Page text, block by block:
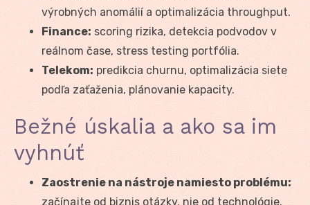
výrobných anomálií a optimalizácia throughput.
Finance: scoring rizika, detekcia podvodov v
reálnom čase, stress testing portfólia.
Telekom: predikcia churnu, optimalizácia siete
podľa zaťaženia, plánovanie kapacity.
Bežné úskalia a ako sa im
vyhnúť
Zaostrenie na nástroje namiesto problému:
začínajte od biznis otázky, nie od technológie.